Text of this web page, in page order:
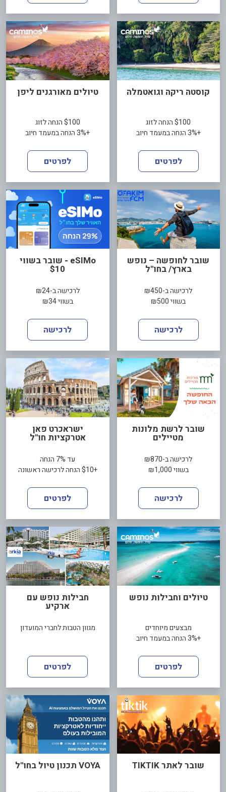
קוסטה ריקה וגואטמלה
$100 הנחה לזוג
+3% הנחה במעמד חיוב
לפרטים
טיולים מאורגנים ליפן
$100 הנחה לזוג
+3% הנחה במעמד חיוב
לפרטים
שובר לחופשה – נופש
בארץ/ בחו"ל
לרכישה ב-₪450
בשווי ₪500
לרכישה
eSIMo - שובר בשווי
$10
לרכישה ב-₪24
בשווי ₪34
לרכישה
שובר לרשת מלונות
מטיילים
לרכישה ב-₪870
בשווי ₪1,000
לרכישה
ישראכרט פאן
אטרקציות חו"ל
עד 7% הנחה
+$10 הנחה לרכישה ראשונה
לפרטים
טיולים וחבילות נופש
מבצעים מיוחדים
+3% הנחה במעמד חיוב
לפרטים
חבילות נופש עם
ארקיע
מגוון הטבות לחברי המועדון
לפרטים
שובר לאתר TIKTIK VOYA תכנון טיול בחו"ל